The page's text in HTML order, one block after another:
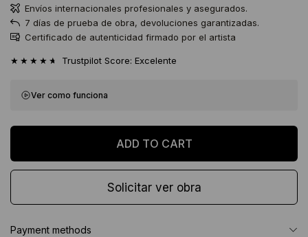
Envíos internacionales profesionales y asegurados.
7 días de prueba de obra, devoluciones garantizadas.
Certificado de autenticidad firmado por el artista
★★★★★ Trustpilot Score: Excelente
Ver como funciona
Solicitar ver obra
Payment methods